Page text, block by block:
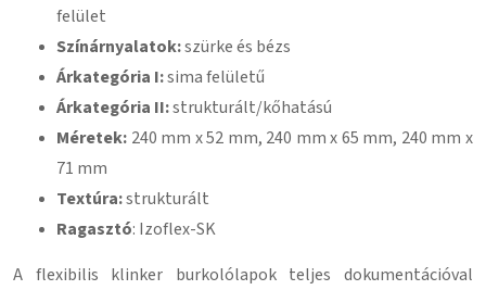
felület
Színárnyalatok:szürke és bézs
Árkategória I:sima felületű
Árkategória II:strukturált/kőhatású
Méretek: 240 mm x 52 mm, 240 mm x 65 mm, 240 mm x
71 mm
Textúra:strukturált
Ragasztó: Izoflex-SK
A flexibilis klinker burkolólapok teljes dokumentációval